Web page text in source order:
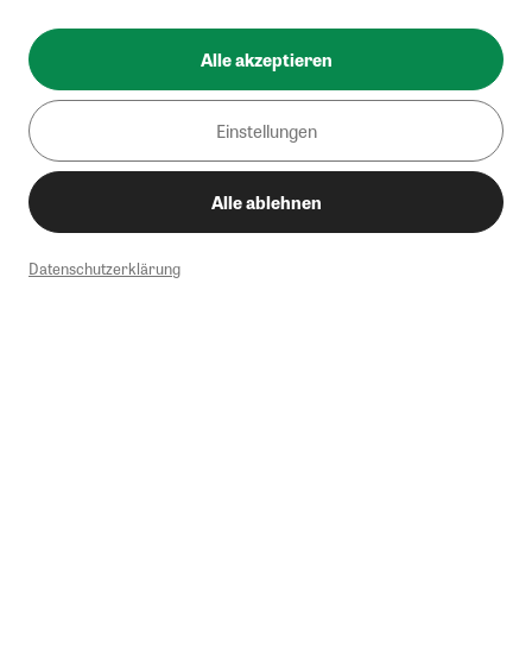
Alle akzeptieren
Einstellungen
Alle ablehnen
Datenschutzerklärung